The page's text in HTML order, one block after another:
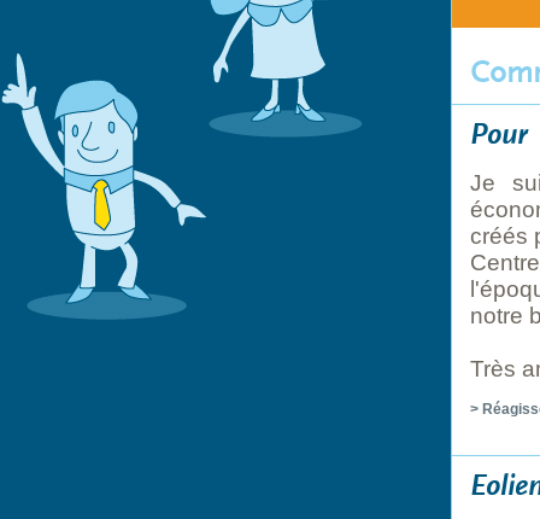
Pour
Je
créés
notre
Très
>